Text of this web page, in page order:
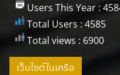
Users This Year :
Total Users : 4585
Total views : 6900
เว็บไซต์ในเครือ